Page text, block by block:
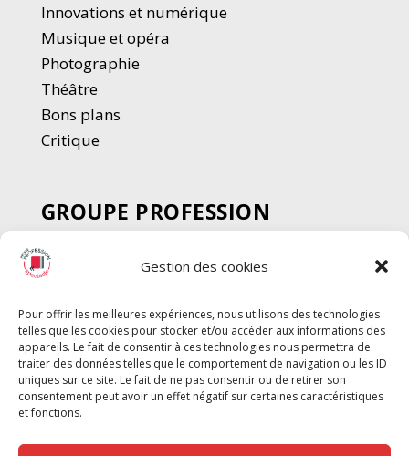
Gestion des cookies
Pour offrir les meilleures expériences, nous utilisons des technologies
telles que les cookies pour stocker et/ou accéder aux informations des
appareils. Le fait de consentir à ces technologies nous permettra de
traiter des données telles que le comportement de navigation ou les ID
uniques sur ce site. Le fait de ne pas consentir ou de retirer son
consentement peut avoir un effet négatif sur certaines caractéristiques
et fonctions.
Innovations et numérique
Musique et opéra
Photographie
Théâtre
Bons plans
Critique
GROUPE PROFESSION
SPECTACLE
Chèque Intermittents
Chèque Compta
Chèque Emploi Spectacle
G-Pods
Profession Audio-visuel